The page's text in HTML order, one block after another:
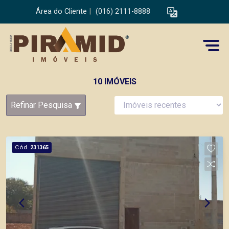
Área do Cliente (016) 2111-8888
10 IMÓVEIS
Refinar Pesquisa
Cód. 231365